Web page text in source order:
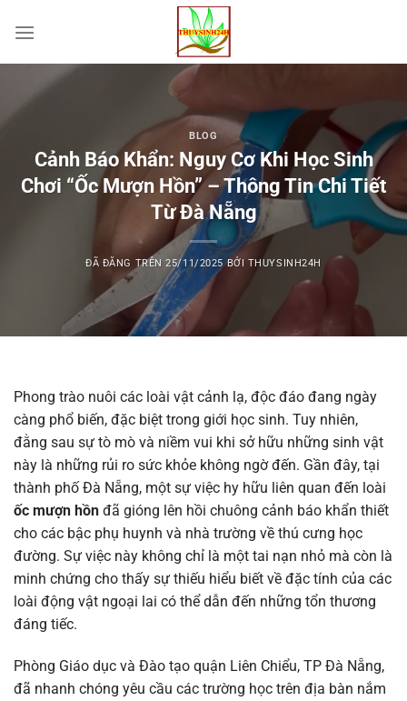
đến
BLOG
Cảnh Báo Khẩn: Nguy Cơ Khi Học Sinh
Chơi “Ốc Mượn Hồn” – Thông Tin Chi Tiết
Từ Đà Nẵng
ĐÃ ĐĂNG TRÊN25/11/2025 BỞI THUYSINH24H
Phong trào nuôi các loài vật cảnh lạ, độc đáo đang ngày
càng phổ biến, đặc biệt trong giới học sinh. Tuy nhiên,
đằng sau sự tò mò và niềm vui khi sở hữu những sinh vật
này là những rủi ro sức khỏe không ngờ đến. Gần đây, tại
thành phố Đà Nẵng, một sự việc hy hữu liên quan đến loài
ốc mượn hồn đã gióng lên hồi chuông cảnh báo khẩn thiết
cho các bậc phụ huynh và nhà trường về thú cưng học
đường. Sự việc này không chỉ là một tai nạn nhỏ mà còn là
minh chứng cho thấy sự thiếu hiểu biết về đặc tính của các
loài động vật ngoại lai có thể dẫn đến những tổn thương
đáng tiếc.
Phòng Giáo dục và Đào tạo quận Liên Chiểu, TP Đà Nẵng,
đã nhanh chóng yêu cầu các trường học trên địa bàn nắm